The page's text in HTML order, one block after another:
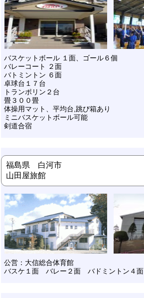
バスケットボール １面、ゴール６個
バレーコート ２面
バトミントン ６面
卓球台１７台
トランポリン２台
畳３００畳
体操用マット、平均台,跳び箱あり
ミニバスケットボール可能
剣道合宿
福島県 白河市
山田屋旅館
公営：大信総合体育館
バスケ１面 バレー２面 バドミントン４面